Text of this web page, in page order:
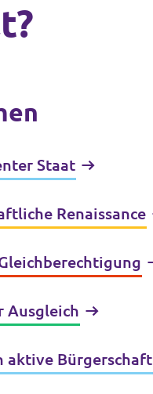
Staat
Renaissance
Ausgleich
aktive Bürgerschaft